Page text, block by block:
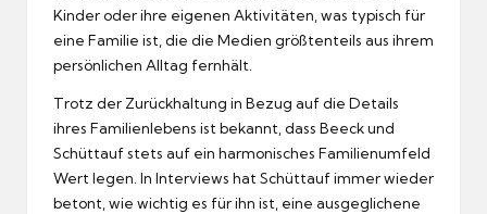
Kinder oder ihre eigenen Aktivitäten, was typisch für
eine Familie ist, die die Medien größtenteils aus ihrem
persönlichen Alltag fernhält.
Trotz der Zurückhaltung in Bezug auf die Details
ihres Familienlebens ist bekannt, dass Beeck und
Schüttauf stets auf ein harmonisches Familienumfeld
Wert legen. In Interviews hat Schüttauf immer wieder
betont, wie wichtig es für ihn ist, eine ausgeglichene